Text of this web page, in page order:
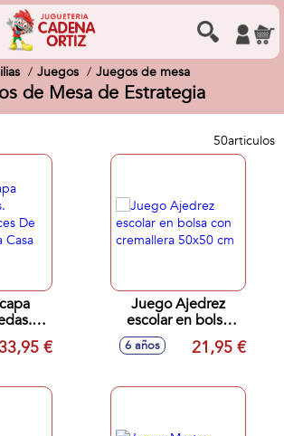
Juegos Juegos de mesa
de Mesa de Estrategia
50articulos
La €
Juego Ajedrez
escolar en bolsa
con cremallera
50x50 cm
6 años 21,95 €